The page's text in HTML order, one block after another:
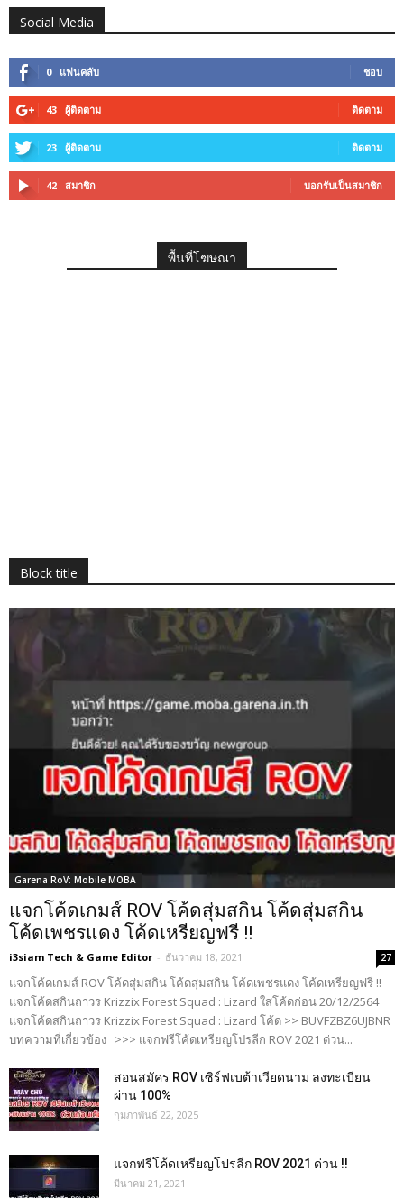
Social Media
0 แฟนคลับ ชอบ
43 ผู้ติดตาม ติดตาม
23 ผู้ติดตาม ติดตาม
42 สมาชิก บอกรับเป็นสมาชิก
พื้นที่โฆษณา
Block title
Garena RoV: Mobile MOBA
แจกโค้ดเกมส์ ROV โค้ดสุ่มสกิน โค้ดสุ่มสกิน
โค้ดเพชรแดง โค้ดเหรียญฟรี !!
i3siam Tech & Game Editor - ธันวาคม 18, 2021 27
แจกโค้ดเกมส์ ROV โค้ดสุ่มสกิน โค้ดสุ่มสกิน โค้ดเพชรแดง โค้ดเหรียญฟรี !!
แจกโค้ดสกินถาวร Krizzix Forest Squad : Lizard ใส่โค้ดก่อน 20/12/2564
แจกโค้ดสกินถาวร Krizzix Forest Squad : Lizard โค้ด >> BUVFZBZ6UJBNR
บทความที่เกี่ยวข้อง >>> แจกฟรีโค้ดเหรียญโปรลีก ROV 2021 ด่วน...
สอนสมัคร ROV เซิร์ฟเบต้าเวียดนาม ลงทะเบียน
ผ่าน 100%
กุมภาพันธ์ 22, 2025
แจกฟรีโค้ดเหรียญโปรลีก ROV 2021 ด่วน !!
มีนาคม 21, 2021